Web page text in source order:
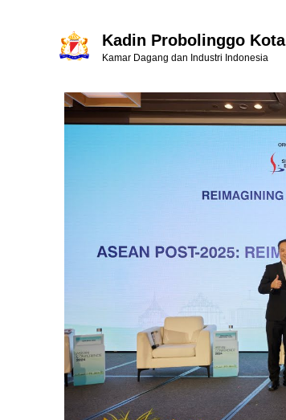
Kadin Probolinggo Kota
Kamar Dagang dan Industri Indonesia